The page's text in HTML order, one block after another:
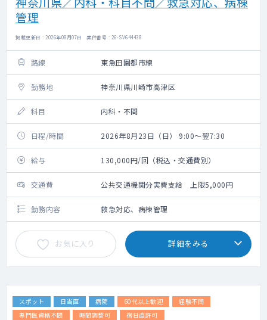
管理
掲載更新日 : 2026年08月07日 案件番号 : 26-SV644438
路線 東急田園都市線
勤務地 神奈川県川崎市高津区
科目 内科・不問
日程/時間 2026年8月23日（日） 9:00～翌7:30
給与 130,000円/回（税込・交通費別）
交通費 公共交通機関分実費支給 上限5,000円
勤務内容 救急対応、病棟管理
お気に入り 詳細をみる
スポット 日当直 病院 60代以上歓迎
経験不問
専門医資格不問
時間調整可 宿日直許可